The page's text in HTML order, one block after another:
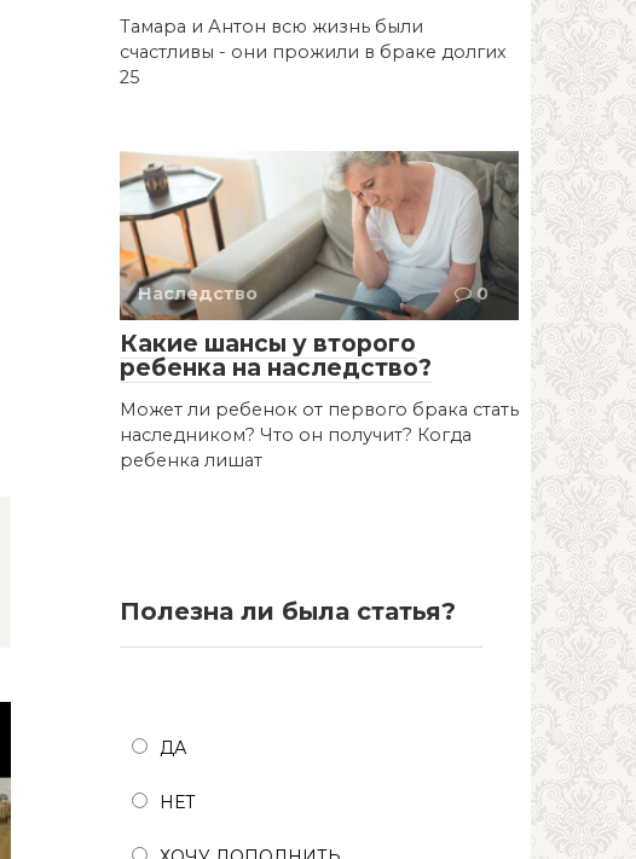
Тамара и Антон всю жизнь были
счастливы - они прожили в браке долгих
25
Наследство 0
Какие шансы у второго
ребенка на наследство?
Может ли ребенок от первого брака стать
наследником? Что он получит? Когда
ребенка лишат
Полезна ли была статья?
ДА
НЕТ